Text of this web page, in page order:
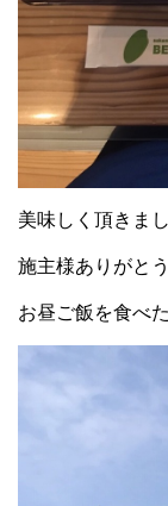
美味しく頂きまし
施主様ありがと
お昼ご飯を食べ